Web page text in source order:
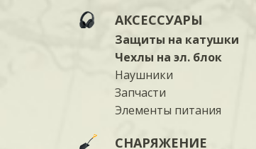
АКСЕССУАРЫ
Защиты на катушки
Чехлы на эл. блок
Наушники
Запчасти
Элементы питания
СНАРЯЖЕНИЕ